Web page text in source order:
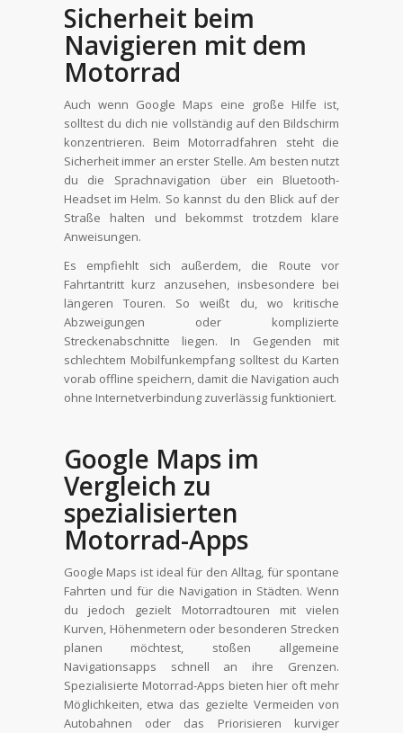
Sicherheit beim
Navigieren mit dem
Motorrad
Auch wenn Google Maps eine große Hilfe ist,
solltest du dich nie vollständig auf den Bildschirm
konzentrieren. Beim Motorradfahren steht die
Sicherheit immer an erster Stelle. Am besten nutzt
du die Sprachnavigation über ein Bluetooth-
Headset im Helm. So kannst du den Blick auf der
Straße halten und bekommst trotzdem klare
Anweisungen.
Es empfiehlt sich außerdem, die Route vor
Fahrtantritt kurz anzusehen, insbesondere bei
längeren Touren. So weißt du, wo kritische
Abzweigungen oder komplizierte
Streckenabschnitte liegen. In Gegenden mit
schlechtem Mobilfunkempfang solltest du Karten
vorab offline speichern, damit die Navigation auch
ohne Internetverbindung zuverlässig funktioniert.
Google Maps im
Vergleich zu
spezialisierten
Motorrad-Apps
Google Maps ist ideal für den Alltag, für spontane
Fahrten und für die Navigation in Städten. Wenn
du jedoch gezielt Motorradtouren mit vielen
Kurven, Höhenmetern oder besonderen Strecken
planen möchtest, stoßen allgemeine
Navigationsapps schnell an ihre Grenzen.
Spezialisierte Motorrad-Apps bieten hier oft mehr
Möglichkeiten, etwa das gezielte Vermeiden von
Autobahnen oder das Priorisieren kurviger